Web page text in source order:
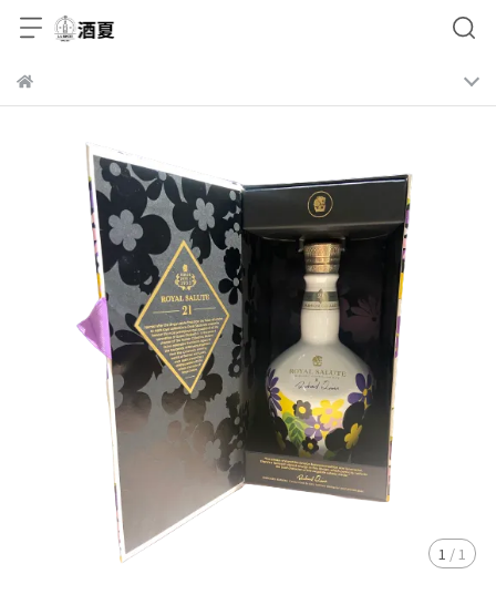
1 / 1